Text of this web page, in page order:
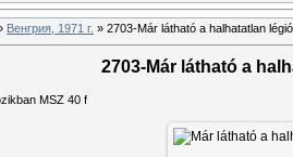
Венгрия, 1971 г. » 2703-Már látható a halhatatlan
2703-Már látható a
MSZ 40 f